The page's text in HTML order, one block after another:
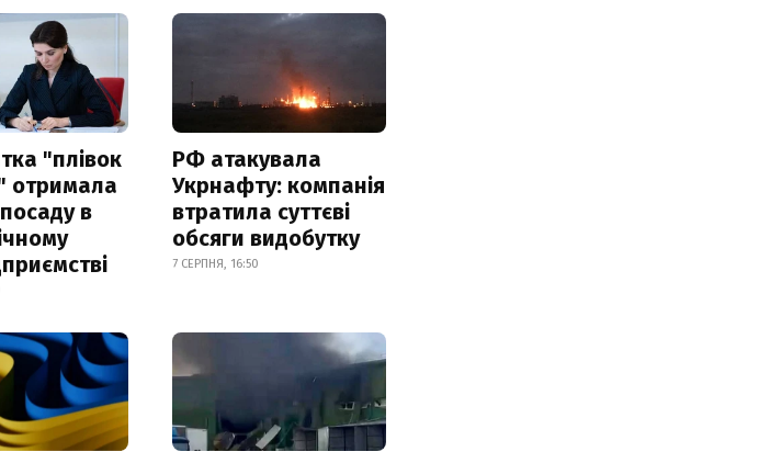
"плівок
отримала
в
РФ атакувала
Укрнафту: компанія
втратила суттєві
обсяги видобутку
7 СЕРПНЯ, 16:50